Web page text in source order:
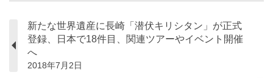
新たな世界遺産に長崎「潜伏キリシタン」が正式
登録、日本で18件目、関連ツアーやイベント開催
へ
2018年7月2日